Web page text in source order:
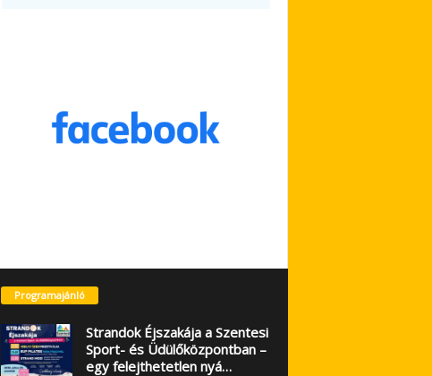
Programajánló
Strandok Éjszakája a Szentesi
Sport- és Üdülőközpontban –
egy felejthetetlen nyá…